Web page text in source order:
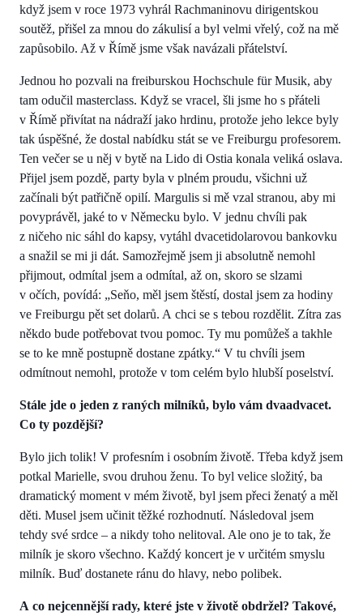
když jsem v roce 1973 vyhrál Rachmaninovu dirigentskou
soutěž, přišel za mnou do zákulisí a byl velmi vřelý, což na mě
zapůsobilo. Až v Římě jsme však navázali přátelství.
Jednou ho pozvali na freiburskou Hochschule für Musik, aby
tam odučil masterclass. Když se vracel, šli jsme ho s přáteli
v Římě přivítat na nádraží jako hrdinu, protože jeho lekce byly
tak úspěšné, že dostal nabídku stát se ve Freiburgu profesorem.
Ten večer se u něj v bytě na Lido di Ostia konala veliká oslava.
Přijel jsem pozdě, party byla v plném proudu, všichni už
začínali být patřičně opilí. Margulis si mě vzal stranou, aby mi
povyprávěl, jaké to v Německu bylo. V jednu chvíli pak
z ničeho nic sáhl do kapsy, vytáhl dvacetidolarovou bankovku
a snažil se mi ji dát. Samozřejmě jsem ji absolutně nemohl
přijmout, odmítal jsem a odmítal, až on, skoro se slzami
v očích, povídá: „Seňo, měl jsem štěstí, dostal jsem za hodiny
ve Freiburgu pět set dolarů. A chci se s tebou rozdělit. Zítra zas
někdo bude potřebovat tvou pomoc. Ty mu pomůžeš a takhle
se to ke mně postupně dostane zpátky.“ V tu chvíli jsem
odmítnout nemohl, protože v tom celém bylo hlubší poselství.
Stále jde o jeden z raných milníků, bylo vám dvaadvacet.
Co ty pozdější?
Bylo jich tolik! V profesním i osobním životě. Třeba když jsem
potkal Marielle, svou druhou ženu. To byl velice složitý, ba
dramatický moment v mém životě, byl jsem přeci ženatý a měl
děti. Musel jsem učinit těžké rozhodnutí. Následoval jsem
tehdy své srdce – a nikdy toho nelitoval. Ale ono je to tak, že
milník je skoro všechno. Každý koncert je v určitém smyslu
milník. Buď dostanete ránu do hlavy, nebo polibek.
A co nejcennější rady, které jste v životě obdržel? Takové,